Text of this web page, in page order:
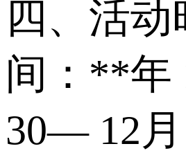
四、活动
间：**年
30— 12月